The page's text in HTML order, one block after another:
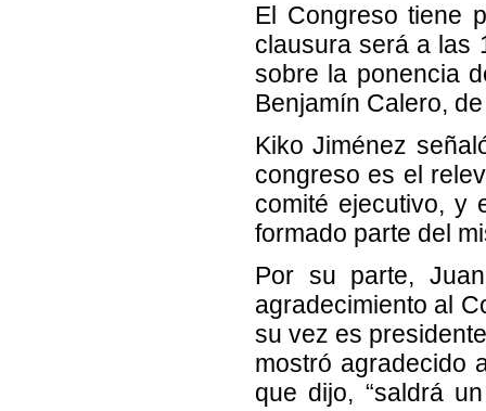
El Congreso tiene
clausura será a las
sobre la ponencia
Benjamín Calero,
Kiko Jiménez
congreso es el
comité ejecutivo, y
formado parte del
Por su parte,
agradecimiento al
su vez es
mostró agradecido
que dijo, “saldrá